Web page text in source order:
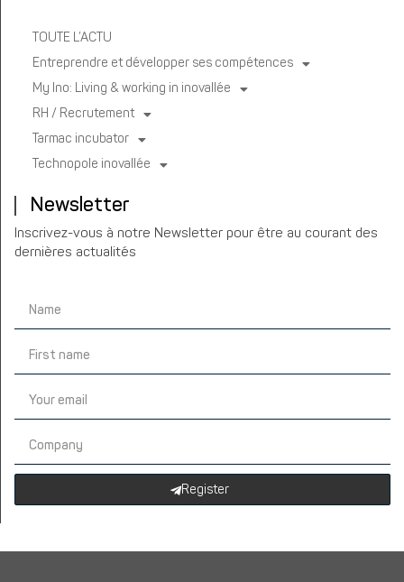
TOUTE L’ACTU
Entreprendre et développer ses compétences
My Ino: Living & working in inovallée
RH / Recrutement
Tarmac incubator
Technopole inovallée
Newsletter
Inscrivez-vous à notre Newsletter pour être au courant des
dernières actualités
Register